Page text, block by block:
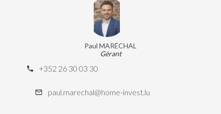
Paul MARÉCHAL
Gérant
+352 26 30 03 30
paul.marechal@home-invest.lu